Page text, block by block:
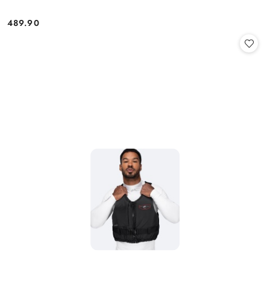
Cena:
489.90